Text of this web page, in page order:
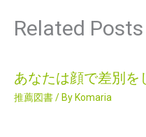
Related Posts
あなたは顔で差別を
推薦図書/ By Komaria